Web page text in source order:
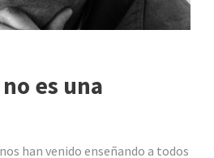
es una
han venido enseñando a todos